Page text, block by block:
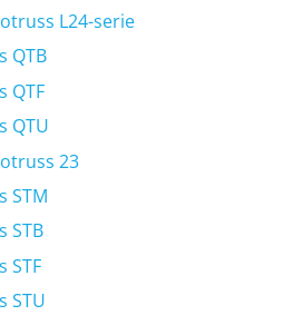
L24-serie
QTB
QTF
QTU
23
STM
STB
STF
STU